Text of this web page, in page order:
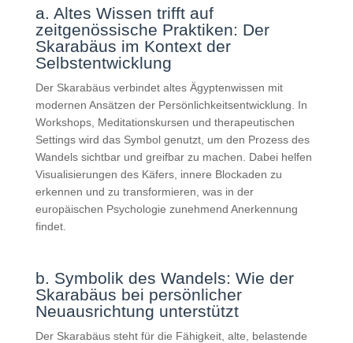
a. Altes Wissen trifft auf
zeitgenössische Praktiken: Der
Skarabäus im Kontext der
Selbstentwicklung
Der Skarabäus verbindet altes Ägyptenwissen mit
modernen Ansätzen der Persönlichkeitsentwicklung. In
Workshops, Meditationskursen und therapeutischen
Settings wird das Symbol genutzt, um den Prozess des
Wandels sichtbar und greifbar zu machen. Dabei helfen
Visualisierungen des Käfers, innere Blockaden zu
erkennen und zu transformieren, was in der
europäischen Psychologie zunehmend Anerkennung
findet.
b. Symbolik des Wandels: Wie der
Skarabäus bei persönlicher
Neuausrichtung unterstützt
Der Skarabäus steht für die Fähigkeit, alte, belastende